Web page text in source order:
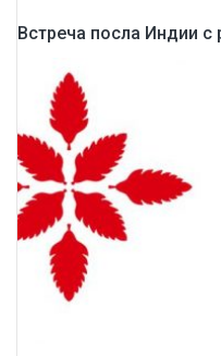
Встреча посла Индии